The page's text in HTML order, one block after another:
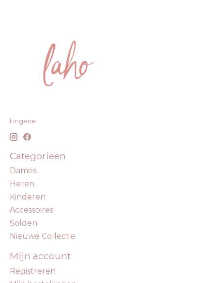
Lingerie
Categorieën
Dames
Heren
Kinderen
Accessoires
Solden
Nieuwe Collectie
Mijn account
Registreren